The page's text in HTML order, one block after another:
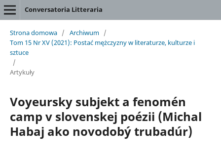
Conversatoria Litteraria
Strona domowa / Archiwum /
Tom 15 Nr XV (2021): Postać mężczyzny w literaturze, kulturze i
sztuce
/
Artykuły
Voyeursky subjekt a fenomén
camp v slovenskej poézii (Michal
Habaj ako novodobý trubadúr)